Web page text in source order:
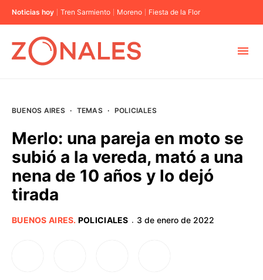
Noticias hoy Tren Sarmiento Moreno Fiesta de la Flor
BUENOS AIRES
PROVINCIAS
BUENOS AIRES · TEMAS · POLICIALES
Merlo: una pareja en moto se
subió a la vereda, mató a una
nena de 10 años y lo dejó
tirada
BUENOS AIRES. POLICIALES · 3 de enero de 2022